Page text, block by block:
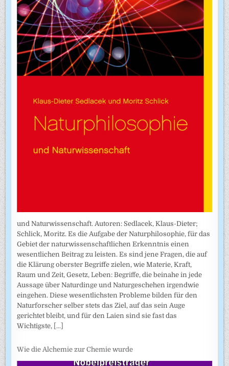
und Naturwissenschaft. Autoren: Sedlacek, Klaus-Dieter;
Schlick, Moritz. Es die Aufgabe der Naturphilosophie, für das
Gebiet der naturwissenschaftlichen Erkenntnis einen
wesentlichen Beitrag zu leisten. Es sind jene Fragen, die auf
die Klärung oberster Begriffe zielen, wie Materie, Kraft,
Raum und Zeit, Gesetz, Leben: Begriffe, die beinahe in jede
Aussage über Naturdinge und Naturgeschehen irgendwie
eingehen. Diese wesentlichsten Probleme bilden für den
Naturforscher selber stets das Ziel, auf das sein Auge
gerichtet bleibt, und für den Laien sind sie fast das
Wichtigste, [...]
Wie die Alchemie zur Chemie wurde